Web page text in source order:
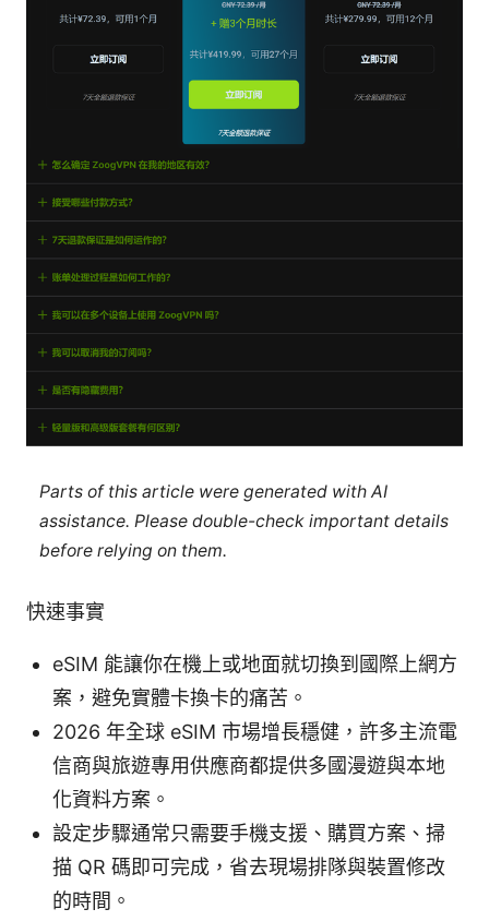
Parts of this article were generated with AI
assistance. Please double-check important details
before relying on them.
快速事實
eSIM 能讓你在機上或地面就切換到國際上網方
案，避免實體卡換卡的痛苦。
2026 年全球 eSIM 市場增長穩健，許多主流電
信商與旅遊專用供應商都提供多國漫遊與本地
化資料方案。
設定步驟通常只需要手機支援、購買方案、掃
描 QR 碼即可完成，省去現場排隊與裝置修改
的時間。